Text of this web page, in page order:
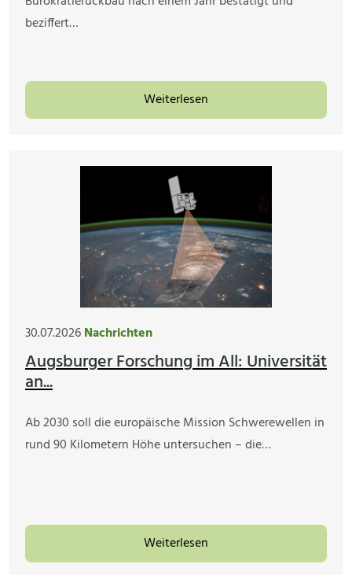
beziffert…
Weiterlesen
30.07.2026Nachrichten
Augsburger Forschung im All: Universität
an...
Ab 2030 soll die europäische Mission Schwerewellen in
rund 90 Kilometern Höhe untersuchen – die…
Weiterlesen